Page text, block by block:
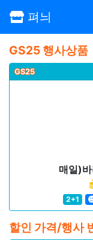
펴늬
GS25 행사상품
GS25
매일)
2+1
할인 가격/행사